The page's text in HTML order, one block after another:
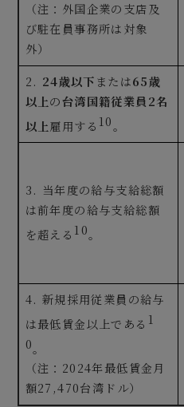
（注：外国企業の支店及
び駐在員事務所は対象
外）
2. 24歳以下 または65歳
以上の台湾国籍従業員2名
以上雇用する 10。
3. 当年度の給与支給総額
は前年度の給与支給総額
を超える 10。
4. 新規採用従業員の給与
は最低賃金以上である 1
0。
（注：2024年最低賃金月
額27,470台湾ドル）